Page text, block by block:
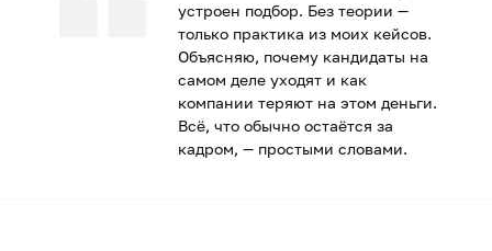
устроен подбор. Без теории —
только практика из моих кейсов.
Объясняю, почему кандидаты на
самом деле уходят и как
компании теряют на этом деньги.
Всё, что обычно остаётся за
кадром, — простыми словами.